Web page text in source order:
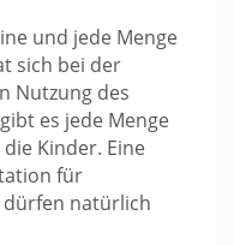
und jede Menge
sich bei der
Nutzung des
es jede Menge
Kinder. Eine
für
natürlich